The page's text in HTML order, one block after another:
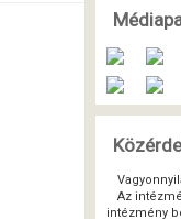
Az
intézmény